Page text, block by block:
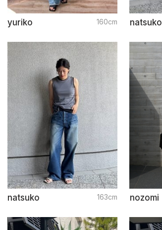
yuriko 160cm natsuko
natsuko 163cm nozomi